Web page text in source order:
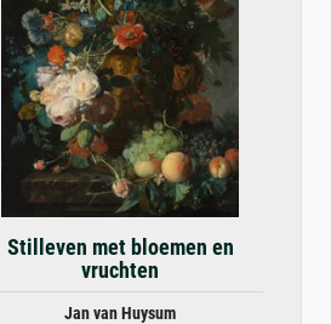
Stilleven met bloemen en
vruchten
Jan van Huysum